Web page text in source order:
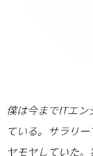
僕は今までITエ
ている。サラリ
ヤモヤしていた